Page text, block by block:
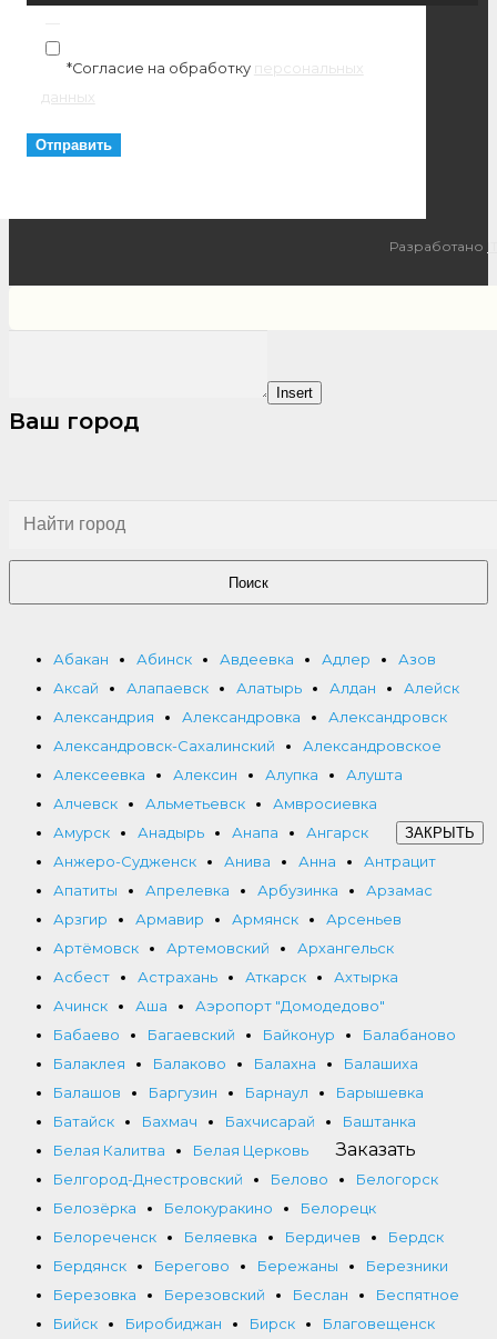
*Согласие на обработку персональных
данных
Разработано
Insert
Ваш город
Поиск
Абакан Абинск Авдеевка Адлер
Азов
Аксай
Алапаевск Алатырь Алдан
Алейск
Александрия
Александровка
Александровск
Александровск-Сахалинский
Александровское
Алексеевка
Алексин Алупка
Алушта
Алчевск
Альметьевск
Амвросиевка
Амурск
Анадырь Анапа
Ангарск
Анжеро-Судженск
Анива Анна
Антрацит
Апатиты
Апрелевка Арбузинка
Арзамас
Арзгир
Армавир Армянск
Арсеньев
Артёмовск
Артемовский
Архангельск
Асбест
Астрахань Аткарск
Ахтырка
Ачинск
Аша
Аэропорт "Домодедово"
Бабаево
Багаевский Байконур
Балабаново
Балаклея
Балаково Балахна
Балашиха
Балашов
Баргузин Барнаул
Барышевка
Батайск
Бахмач Бахчисарай
Баштанка
Белая Калитва
Белая Церковь
Белгород-Днестровский
Белово
Белогорск
Белозёрка
Белокуракино
Белорецк
Белореченск
Беляевка Бердичев
Бердск
Бердянск
Берегово Бережаны
Березники
Березовка
Березовский Беслан
Беспятное
Бийск
Биробиджан Бирск
Благовещенск
ЗАКРЫТЬ
Заказать